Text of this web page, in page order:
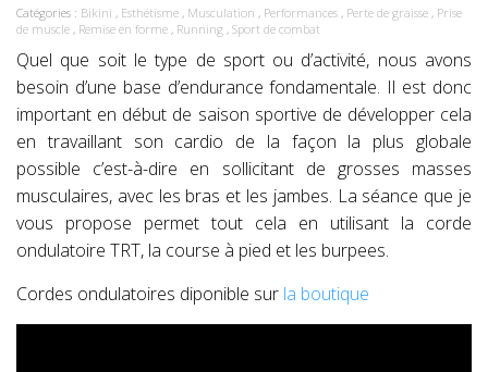
Catégories : Bikini , Esthétisme , Musculation , Performances , Perte de graisse , Prise
de muscle , Remise en forme , Running , Sport de combat
Quel que soit le type de sport ou d’activité, nous avons
besoin d’une base d’endurance fondamentale. Il est donc
important en début de saison sportive de développer cela
en travaillant son cardio de la façon la plus globale
possible c’est-à-dire en sollicitant de grosses masses
musculaires, avec les bras et les jambes. La séance que je
vous propose permet tout cela en utilisant la corde
ondulatoire TRT, la course à pied et les burpees.
Cordes ondulatoires diponible sur la boutique